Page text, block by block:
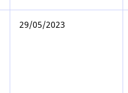
29/05/2023